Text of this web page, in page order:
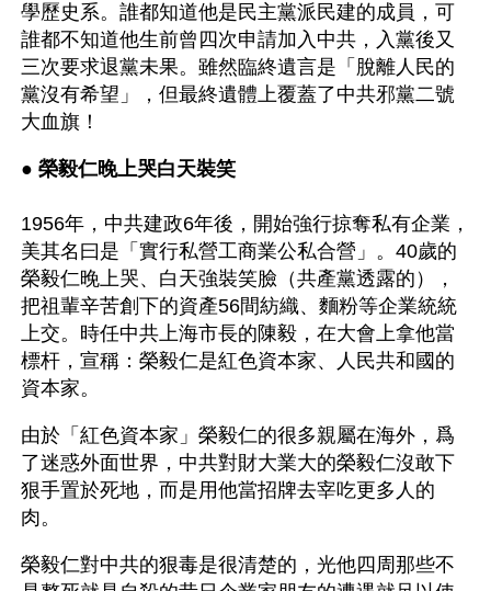
學歷史系。誰都知道他是民主黨派民建的成員，可
誰都不知道他生前曾四次申請加入中共，入黨後又
三次要求退黨未果。雖然臨終遺言是「脫離人民的
黨沒有希望」，但最終遺體上覆蓋了中共邪黨二號
大血旗！
● 榮毅仁晚上哭白天裝笑
1956年，中共建政6年後，開始強行掠奪私有企業，
美其名曰是「實行私營工商業公私合營」。40歲的
榮毅仁晚上哭、白天強裝笑臉（共產黨透露的），
把祖輩辛苦創下的資產56間紡織、麵粉等企業統統
上交。時任中共上海市長的陳毅，在大會上拿他當
標杆，宣稱：榮毅仁是紅色資本家、人民共和國的
資本家。
由於「紅色資本家」榮毅仁的很多親屬在海外，爲
了迷惑外面世界，中共對財大業大的榮毅仁沒敢下
狠手置於死地，而是用他當招牌去宰吃更多人的
肉。
榮毅仁對中共的狠毒是很清楚的，光他四周那些不